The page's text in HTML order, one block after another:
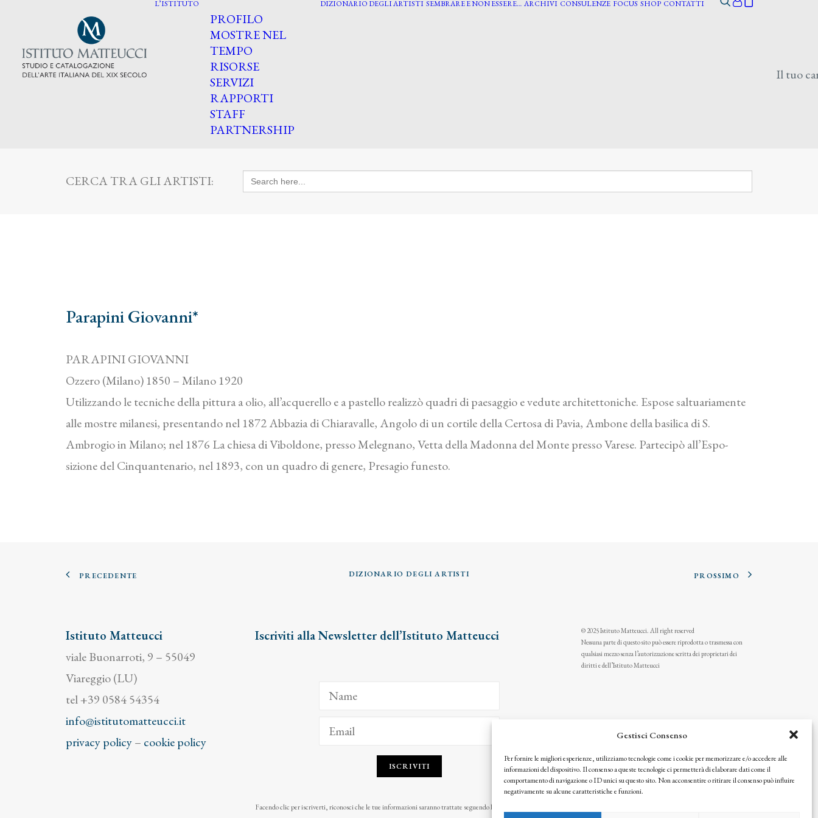
Gestisci Consenso
Per fornire le migliori esperienze, utilizziamo tecnologie come i cookie per memorizzare e/o accedere alle
informazioni del dispositivo. Il consenso a queste tecnologie ci permetterà di elaborare dati come il
comportamento di navigazione o ID unici su questo sito. Non acconsentire o ritirare il consenso può influire
negativamente su alcune caratteristiche e funzioni.
L’ISTITUTO
PROFILO
MOSTRE NEL
TEMPO
RISORSE
SERVIZI
RAPPORTI
STAFF
PARTNERSHIP
DIZIONARIO DEGLI ARTISTI SEMBRARE E NON ESSERE… ARCHIVI CONSULENZE FOCUS SHOP CONTATTI
Il tuo
CERCA TRA GLI ARTISTI: Search
for:
Parapini Giovanni*
PARAPINI GIOVANNI
Ozzero (Milano) 1850 – Milano 1920
Utilizzando le tecniche della pittura a olio, all’acquerello e a pastello realizzò quadri di paesaggio e vedute architettoniche. Espose saltuariamente
alle mostre milanesi, presentando nel 1872 Abbazia di Chiaravalle, Angolo di un cortile della Certosa di Pavia, Ambone della basilica di S.
Ambrogio in Milano; nel 1876 La chiesa di Viboldone, presso Melegnano, Vetta della Madonna del Monte presso Varese. Partecipò all’Espo-
sizione del Cinquantenario, nel 1893, con un quadro di genere, Presagio funesto.
PRECEDENTE DIZIONARIO DEGLI ARTISTI PROSSIMO
Istituto Matteucci
viale Buonarroti, 9 – 55049
Viareggio (LU)
tel +39 0584 54354
info@istitutomatteucci.it
privacy policy– cookie policy
Iscriviti alla Newsletter dell’Istituto Matteucci
ISCRIVITI
Facendo clic per iscriverti, riconosci che le tue informazioni saranno trattate seguendo la nostra
© 2025 Istituto Matteucci. All right reserved
Nessuna parte di questo sito può essere riprodotta o trasmessa con
qualsiasi mezzo senza l’autorizzazione scritta dei proprietari dei
diritti e dell’Istituto Matteucci